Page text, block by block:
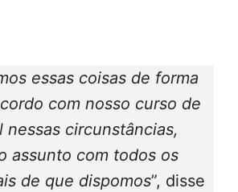
essas coisas de forma
com nosso curso de
nessas circunstâncias,
assunto com todos os
de que dispomos”, disse